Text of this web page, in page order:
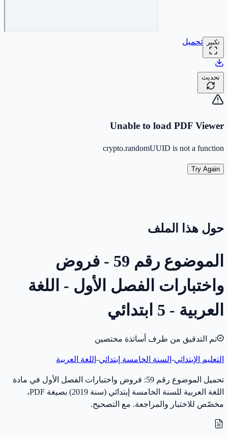
تكبير تحميل
تحديث
Unable to load PDF Viewer
crypto.randomUUID is not a function
Try Again
حول هذا الملف
الموضوع رقم 59 - فروض
واختبارات الفصل الأول - اللغة
العربية - 5 ابتدائي
تم التدقيق من طرف أساتذة مختصين
التعليم الإبتدائي- السنة الخامسة إبتدائي- اللغة العربية
تحميل الموضوع رقم 59: فروض واختبارات الفصل الأول في مادة
اللغة العربية للسنة الخامسة إبتدائي (سنة 2019) بصيغة PDF،
مخصّص للاختبار والمراجعة. مع التصحيح.